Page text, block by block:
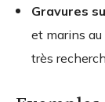
Gravures
et marins au
très